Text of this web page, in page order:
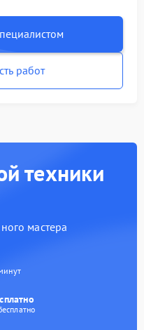
работ
техники
мастера